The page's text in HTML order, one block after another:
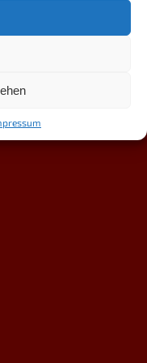
ist es soweit.
Schwerter (und
Stahl und donnernde
Steel!!